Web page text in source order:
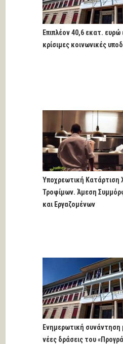
Επιπλέον 40,6 εκατ. ευρώ
κρίσιμες κοινωνικές
Υποχρεωτική Κατάρτιση
Τροφίμων. Άμεση
και Εργαζομένων
Ενημερωτική συνάντηση
νέες δράσεις του